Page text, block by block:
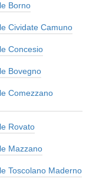
Borno
Cividate Camuno
Concesio
Bovegno
Comezzano
Rovato
Mazzano
Toscolano Maderno